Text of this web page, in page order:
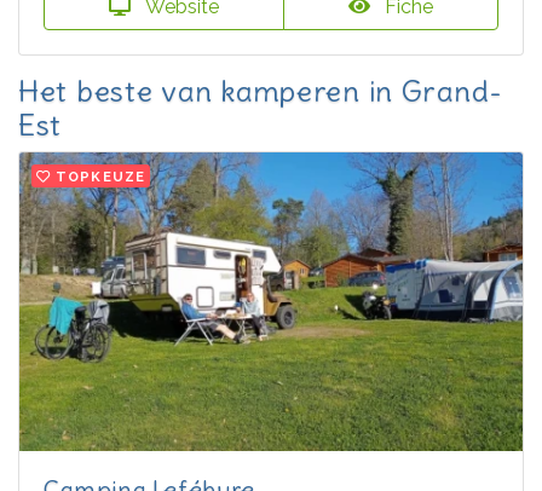
Website Fiche
Het beste van kamperen in Grand-
Est
TOPKEUZE